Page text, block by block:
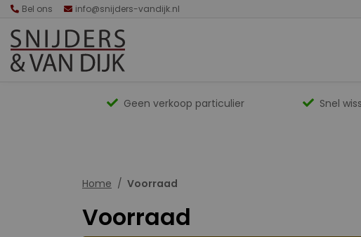
Bel ons info@snijders-vandijk.nl
Geen verkoop particulier Snel
Home Voorraad
Voorraad